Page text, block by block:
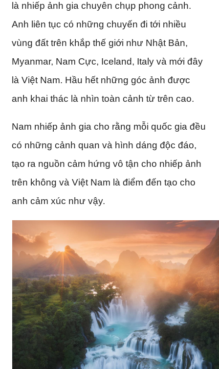
là nhiếp ảnh gia chuyên chụp phong cảnh.
Anh liên tục có những chuyến đi tới nhiều
vùng đất trên khắp thế giới như Nhật Bản,
Myanmar, Nam Cực, Iceland, Italy và mới đây
là Việt Nam. Hầu hết những góc ảnh được
anh khai thác là nhìn toàn cảnh từ trên cao.
Nam nhiếp ảnh gia cho rằng mỗi quốc gia đều
có những cảnh quan và hình dáng độc đáo,
tạo ra nguồn cảm hứng vô tận cho nhiếp ảnh
trên không và Việt Nam là điểm đến tạo cho
anh cảm xúc như vậy.